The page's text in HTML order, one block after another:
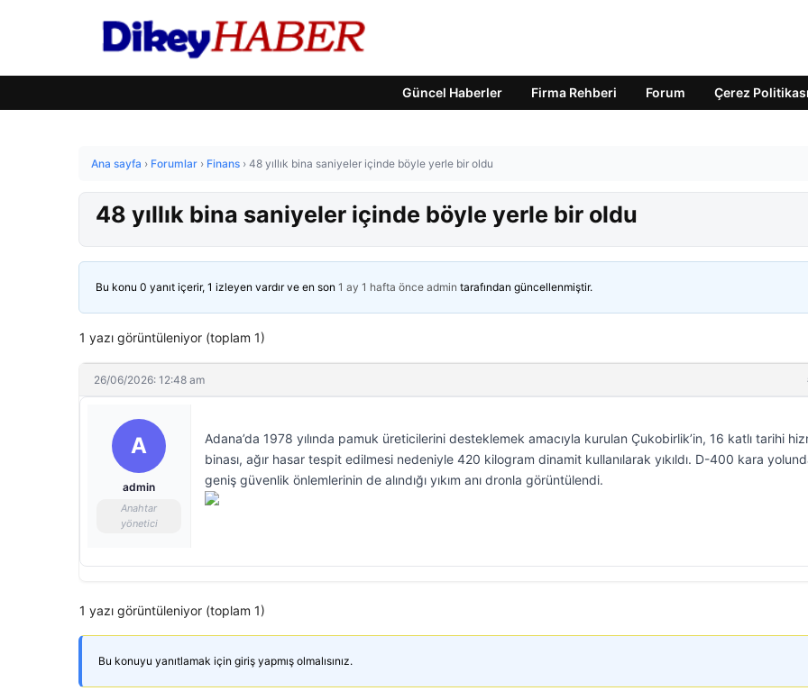
Güncel Haberler Firma Rehberi Forum Çerez Politikası
Ana sayfa › Forumlar › Finans › 48 yıllık bina saniyeler içinde böyle yerle bir oldu
48 yıllık bina saniyeler içinde böyle yerle bir oldu
Bu konu 0 yanıt içerir, 1 izleyen vardır ve en son 1 ay 1 hafta önce admin tarafından güncellenmiştir.
1 yazı görüntüleniyor (toplam 1)
26/06/2026: 12:48 am
A
admin
Anahtar
yönetici
Adana’da 1978 yılında pamuk üreticilerini desteklemek amacıyla kurulan Çukobirlik’in, 16 katlı tarihi
binası, ağır hasar tespit edilmesi nedeniyle 420 kilogram dinamit kullanılarak yıkıldı. D-400 kara
geniş güvenlik önlemlerinin de alındığı yıkım anı dronla görüntülendi.
1 yazı görüntüleniyor (toplam 1)
Bu konuyu yanıtlamak için giriş yapmış olmalısınız.